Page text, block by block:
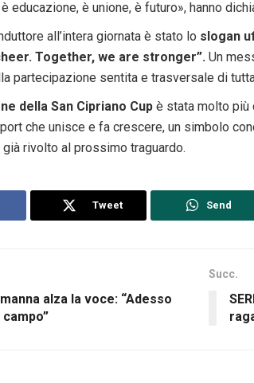
educazione, è unione, è futuro», hanno
all’intera giornata è stato lo slogan
Together, we are stronger”. Un
partecipazione sentita e trasversale di
della San Cipriano Cup è stata molto più
che unisce e fa crescere, un simbolo
rivolto al prossimo traguardo.
Tweet Send
alza la voce: “Adesso
Succ.